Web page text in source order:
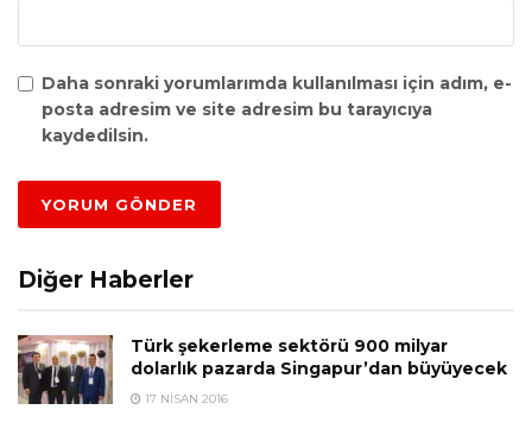
Daha sonraki yorumlarımda kullanılması için adım, e-
posta adresim ve site adresim bu tarayıcıya
kaydedilsin.
Diğer Haberler
Türk şekerleme sektörü 900 milyar
dolarlık pazarda Singapur’dan büyüyecek
17 NISAN 2016